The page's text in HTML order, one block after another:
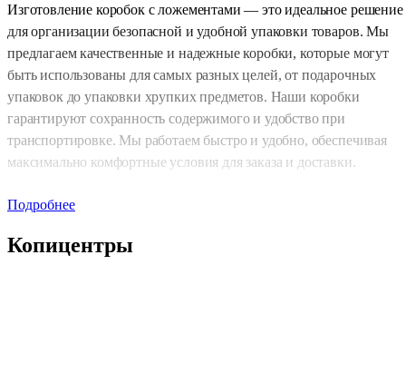
Изготовление коробок с ложементами — это идеальное решение
для организации безопасной и удобной упаковки товаров. Мы
предлагаем качественные и надежные коробки, которые могут
быть использованы для самых разных целей, от подарочных
упаковок до упаковки хрупких предметов. Наши коробки
гарантируют сохранность содержимого и удобство при
транспортировке. Мы работаем быстро и удобно, обеспечивая
максимально комфортные условия для заказа и доставки.
Способы оформления заказа
Мы предлагаем несколько удобных способов оформления заказа,
Подробнее
Копицентры